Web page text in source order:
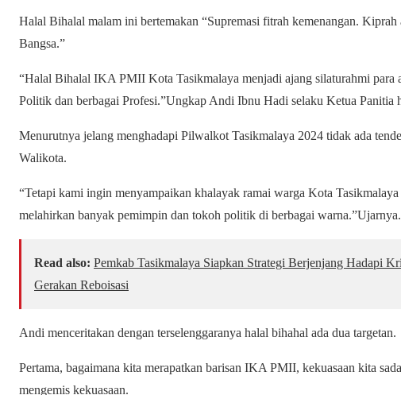
Halal Bihalal malam ini bertemakan “Supremasi fitrah kemenangan.
Bangsa.”
“Halal Bihalal IKA PMII Kota Tasikmalaya menjadi ajang silaturahmi para
Politik dan berbagai Profesi.”Ungkap Andi Ibnu Hadi selaku Ketua Panitia
Menurutnya jelang menghadapi Pilwalkot Tasikmalaya 2024 tidak ada
Walikota.
“Tetapi kami ingin menyampaikan khalayak ramai warga Kota
melahirkan banyak pemimpin dan tokoh politik di berbagai warna.”Ujarnya.
Read also: Pemkab Tasikmalaya Siapkan Strategi Berjenjang Hadapi
Gerakan Reboisasi
Andi menceritakan dengan terselenggaranya halal bihahal ada dua targetan.
Pertama, bagaimana kita merapatkan barisan IKA PMII, kekuasaan kita
mengemis kekuasaan.